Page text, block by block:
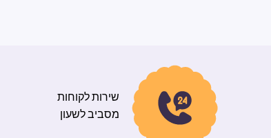
שירות לקוחות
מסביב לשעון